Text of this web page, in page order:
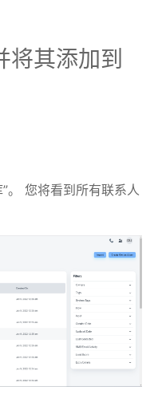
将其添加到
您将看到所有联系人